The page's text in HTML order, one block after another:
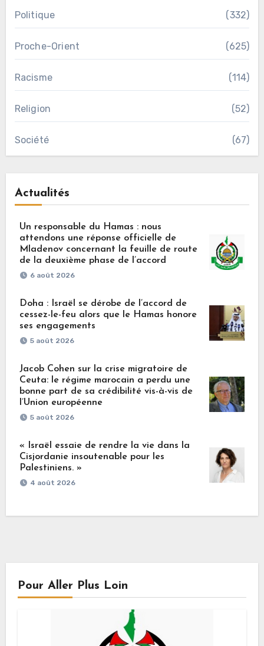
Politique (332)
Proche-Orient (625)
Racisme (114)
Religion (52)
Société (67)
Actualités
Un responsable du Hamas : nous
attendons une réponse officielle de
Mladenov concernant la feuille de route
de la deuxième phase de l’accord
6 août 2026
Doha : Israël se dérobe de l’accord de
cessez-le-feu alors que le Hamas honore
ses engagements
5 août 2026
Jacob Cohen sur la crise migratoire de
Ceuta: le régime marocain a perdu une
bonne part de sa crédibilité vis-à-vis de
l’Union européenne
5 août 2026
« Israël essaie de rendre la vie dans la
Cisjordanie insoutenable pour les
Palestiniens. »
4 août 2026
Pour Aller Plus Loin